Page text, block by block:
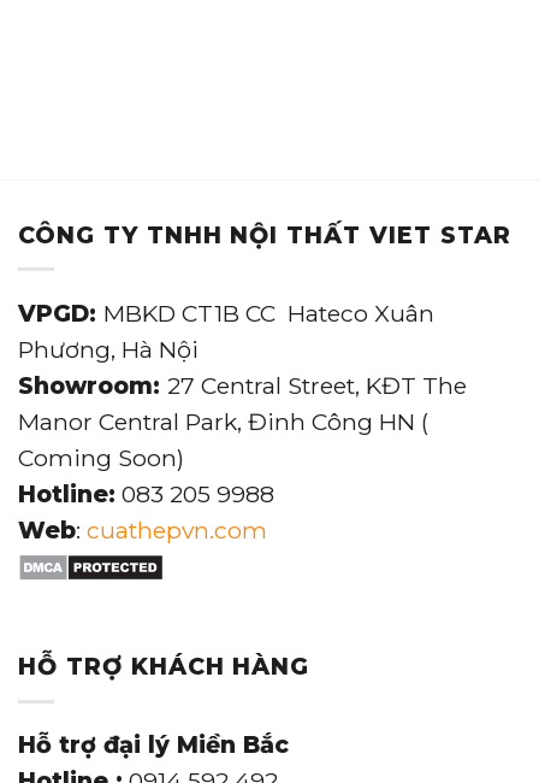
CÔNG TY TNHH NỘI THẤT VIET STAR
VPGD: MBKD CT1B CC Hateco Xuân
Phương, Hà Nội
Showroom: 27 Central Street, KĐT The
Manor Central Park, Đinh Công HN (
Coming Soon)
Hotline: 083 205 9988
Web: cuathepvn.com
HỖ TRỢ KHÁCH HÀNG
Hỗ trợ đại lý Miền Bắc